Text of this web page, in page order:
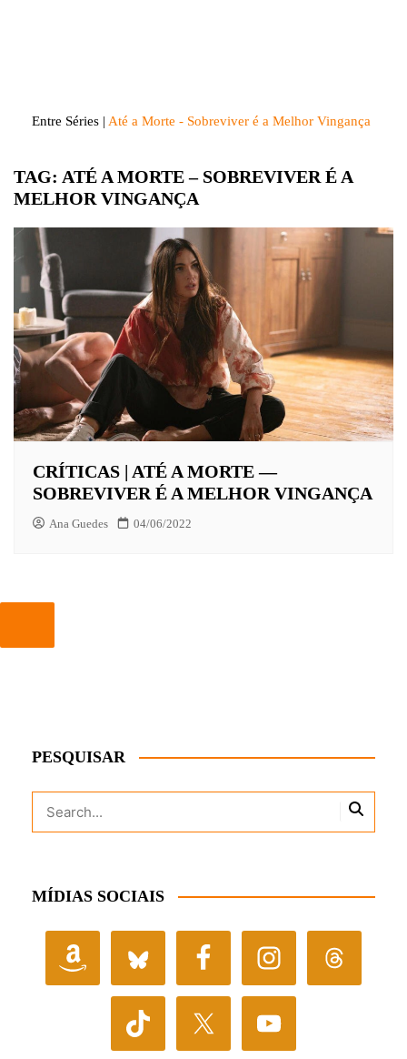
Entre Séries | Até a Morte - Sobreviver é a Melhor Vingança
TAG: ATÉ A MORTE – SOBREVIVER É A
MELHOR VINGANÇA
CRÍTICAS | ATÉ A MORTE —
SOBREVIVER É A MELHOR VINGANÇA
Ana Guedes 04/06/2022
PESQUISAR
MÍDIAS SOCIAIS